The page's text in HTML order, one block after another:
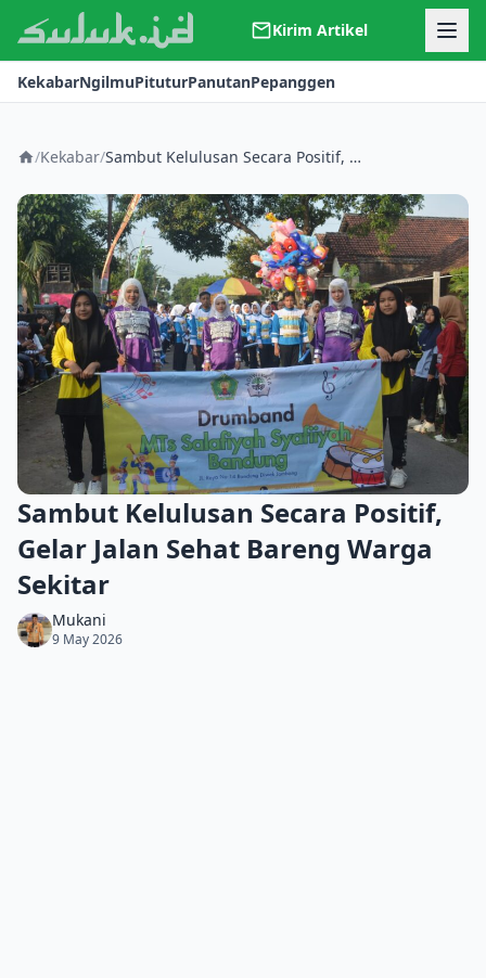
Kirim Artikel
Kerjasama
Kontak
KekabarNgilmuPituturPanutanPepanggen
/Kekabar/ Sambut Kelulusan Secara Positif, Gelar Jalan Sehat Bareng Warga Sekitar
Sambut Kelulusan Secara Positif,
Gelar Jalan Sehat Bareng Warga
Sekitar
Mukani
9 May 2026